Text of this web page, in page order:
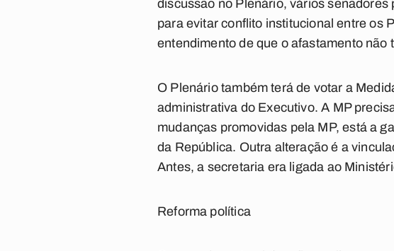
discussão no Plenário, vários
para evitar conflito institucional entre os
entendimento de que o afastamento
O Plenário também terá de votar a
administrativa do Executivo. A MP
mudanças promovidas pela MP, está a
da República. Outra alteração é a
Antes, a secretaria era ligada ao
Reforma política